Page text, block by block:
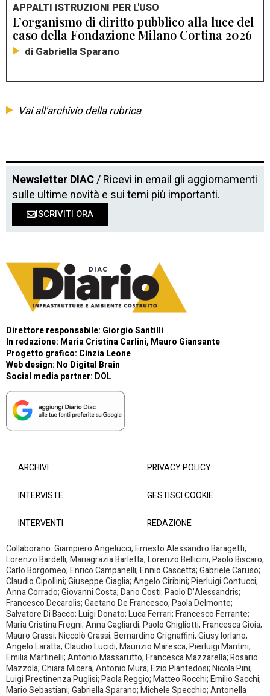
APPALTI ISTRUZIONI PER L'USO
L’organismo di diritto pubblico alla luce del
caso della Fondazione Milano Cortina 2026
di Gabriella Sparano
Vai all'archivio della rubrica
Newsletter DIAC/ Ricevi in email gli aggiornamenti
sulle ultime novità e sui temi più importanti.
ISCRIVITI ORA
Direttore responsabile: Giorgio Santilli
In redazione: Maria Cristina Carlini, Mauro Giansante
Progetto grafico: Cinzia Leone
Web design: No Digital Brain
Social media partner: DOL
ARCHIVI
INTERVISTE
INTERVENTI
PRIVACY POLICY
GESTISCI COOKIE
REDAZIONE
Collaborano: Giampiero Angelucci; Ernesto Alessandro Baragetti;
Lorenzo Bardelli; Mariagrazia Barletta; Lorenzo Bellicini; Paolo Biscaro;
Carlo Borgomeo; Enrico Campanelli; Ennio Cascetta; Gabriele Caruso;
Claudio Cipollini; Giuseppe Ciaglia; Angelo Ciribini; Pierluigi Contucci;
Anna Corrado; Giovanni Costa; Dario Costi: Paolo D’Alessandris;
Francesco Decarolis; Gaetano De Francesco; Paola Delmonte;
Salvatore Di Bacco; Luigi Donato; Luca Ferrari; Francesco Ferrante;
Maria Cristina Fregni; Anna Gagliardi; Paolo Ghigliotti; Francesca Gioia;
Mauro Grassi; Niccolò Grassi; Bernardino Grignaffini; Giusy Iorlano;
Angelo Laratta; Claudio Lucidi; Maurizio Maresca; Pierluigi Mantini;
Emilia Martinelli; Antonio Massarutto; Francesca Mazzarella; Rosario
Mazzola; Chiara Micera; Antonio Mura; Ezio Piantedosi; Nicola Pini;
Luigi Prestinenza Puglisi; Paola Reggio; Matteo Rocchi; Emilio Sacchi;
Mario Sebastiani; Gabriella Sparano; Michele Specchio; Antonella